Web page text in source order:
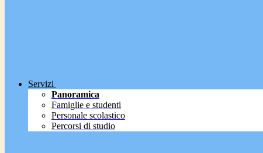
Servizi
Panoramica
Famiglie e studenti
Personale scolastico
Percorsi di studio